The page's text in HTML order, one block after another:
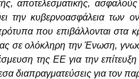
αποτελεσματικής,
την κυβερνοασφάλεια των
που επιβάλλονται στα
σε ολόκληρη την Ένωση,
της ΕΕ για την
διαπραγματεύσεις για τον